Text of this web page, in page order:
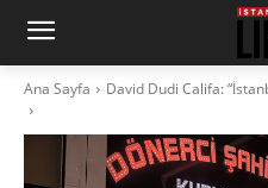
Ana Sayfa David Dudi Califa: